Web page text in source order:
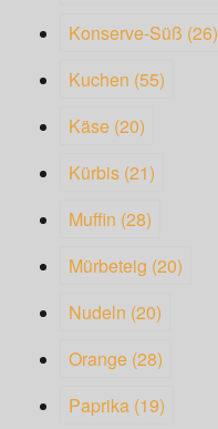
Konserve-Süß (26)
Kuchen (55)
Käse (20)
Kürbis (21)
Muffin (28)
Mürbeteig (20)
Nudeln (20)
Orange (28)
Paprika (19)